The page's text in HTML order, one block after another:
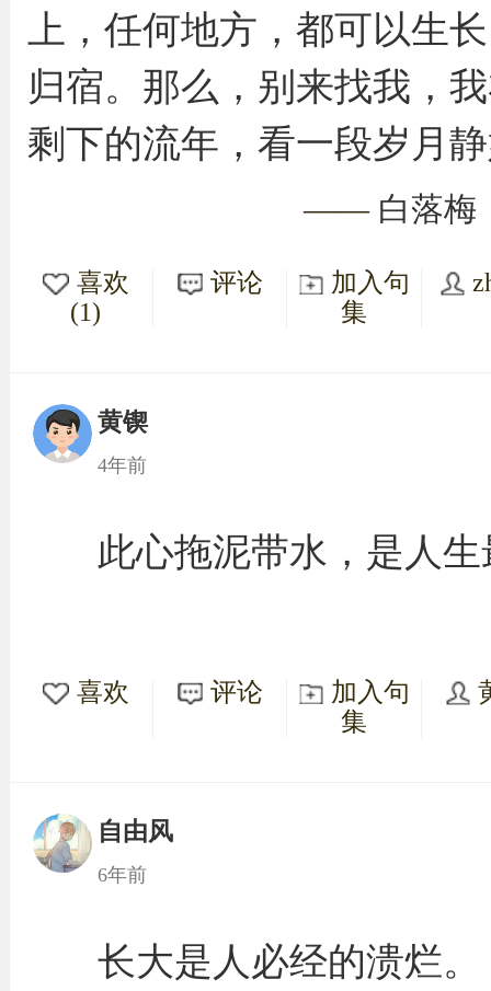
上，任何地方，都可以生
归宿。那么，别来找我，
剩下的流年，看一段岁月
—— 白落梅
喜欢
(1)
评论
加入句
集
黄锲
4年前
此心拖泥带水，是人
喜欢 评论
加入句
集
自由风
6年前
长大是人必经的溃烂。